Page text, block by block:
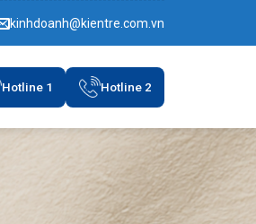
kinhdoanh@kientre.com.vn
Hotline 1 Hotline 2